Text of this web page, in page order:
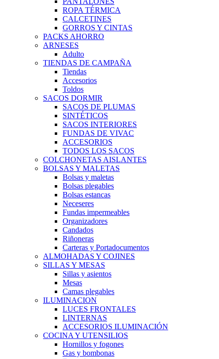
ROPA TÉRMICA
CALCETINES
GORROS Y CINTAS
PACKS AHORRO
ARNESES
Adulto
TIENDAS DE CAMPAÑA
Tiendas
Accesorios
Toldos
SACOS DORMIR
SACOS DE PLUMAS
SINTÉTICOS
SACOS INTERIORES
FUNDAS DE VIVAC
ACCESORIOS
TODOS LOS SACOS
COLCHONETAS AISLANTES
BOLSAS Y MALETAS
Bolsas y maletas
Bolsas plegables
Bolsas estancas
Neceseres
Fundas impermeables
Organizadores
Candados
Riñoneras
Carteras y Portadocumentos
ALMOHADAS Y COJINES
SILLAS Y MESAS
Sillas y asientos
Mesas
Camas plegables
ILUMINACION
LUCES FRONTALES
LINTERNAS
ACCESORIOS ILUMINACIÓN
COCINA Y UTENSILIOS
Hornillos y fogones
Gas y bombonas